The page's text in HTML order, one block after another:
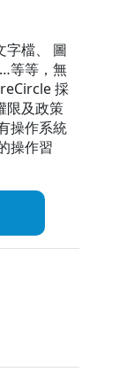
字檔、 圖
等等，無
採
限及政策
操作系統
操作習